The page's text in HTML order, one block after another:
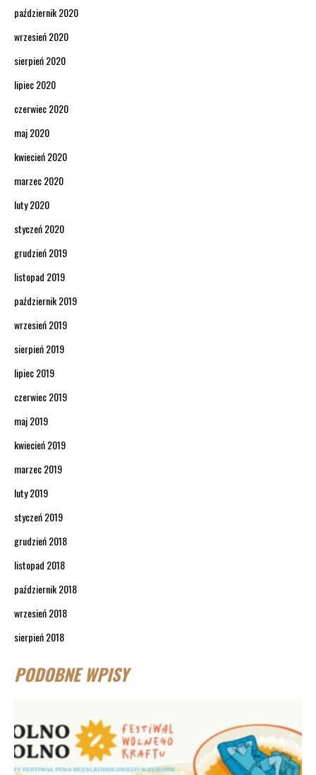
październik 2020
wrzesień 2020
sierpień 2020
lipiec 2020
czerwiec 2020
maj 2020
kwiecień 2020
marzec 2020
luty 2020
styczeń 2020
grudzień 2019
listopad 2019
październik 2019
wrzesień 2019
sierpień 2019
lipiec 2019
czerwiec 2019
maj 2019
kwiecień 2019
marzec 2019
luty 2019
styczeń 2019
grudzień 2018
listopad 2018
październik 2018
wrzesień 2018
sierpień 2018
PODOBNE WPISY